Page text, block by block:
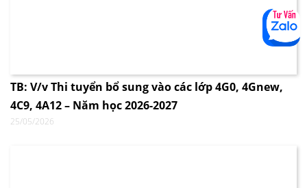
TB: V/v Thi tuyển bổ sung vào các lớp 4G0, 4Gnew,
4C9, 4A12 – Năm học 2026-2027
25/05/2026